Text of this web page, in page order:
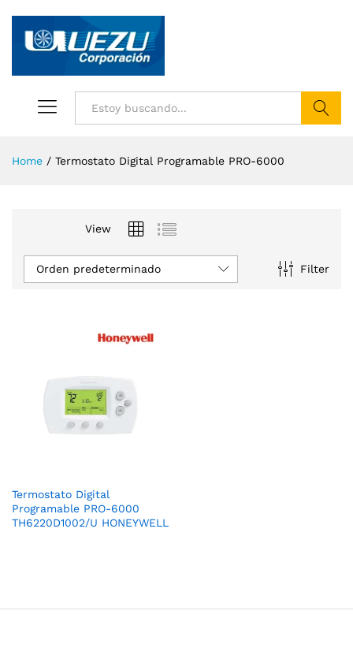
Home / Termostato Digital Programable PRO-6000
View
Filter
Orden predeterminado
Termostato Digital
Programable PRO-6000
TH6220D1002/U HONEYWELL